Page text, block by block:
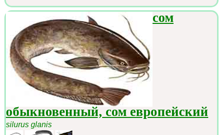
сом
обыкновенный, сом европейский
silurus glanis